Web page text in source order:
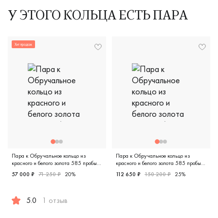
У ЭТОГО КОЛЬЦА ЕСТЬ ПАРА
Хит продаж
Пара к Обручальное кольцо из
красного и белого золота 585 пробы
57 000 ₽ 71 250 ₽ 20%
5.0 1 отзыв
Пара к Обручальное кольцо из
красного и белого золота 585 пробы
112 650 ₽ 150 200 ₽ 25%